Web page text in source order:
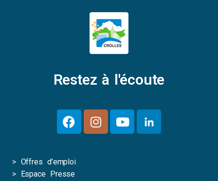
Restez à l'écoute
> Offres d’emploi
> Espace Presse